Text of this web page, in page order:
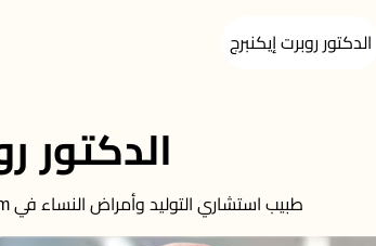
الدكتور روبرت إيكنبرج
الدكتور
طبيب استشاري التوليد وأمراض النساء في Bethlehem، بنسلفانيا، الولايات المتحدة الأمريكية.